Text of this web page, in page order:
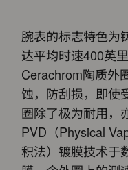
腕表的标志特色为
达平均时速400英
Cerachrom陶质外
蚀，防刮损，即使
圈除了极为耐用，
PVD（Physical
积法）镀膜技术于